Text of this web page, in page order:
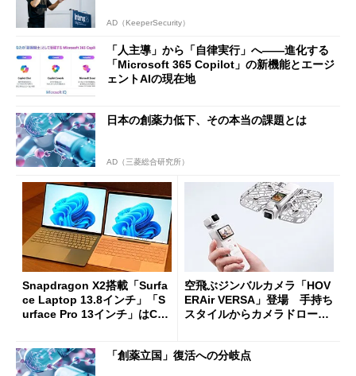
AD（KeeperSecurity）
「人主導」から「自律実行」へ――進化する
「Microsoft 365 Copilot」の新機能とエージ
ェントAIの現在地
日本の創薬力低下、その本当の課題とは
AD（三菱総合研究所）
Snapdragon X2搭載「Surfa
ce Laptop 13.8インチ」「S
urface Pro 13インチ」はCop
た
空飛ぶジンバルカメラ「HOV
ERAir VERSA」登場 手持ち
スタイルからカメラドローン
「創薬立国」復活への分岐点